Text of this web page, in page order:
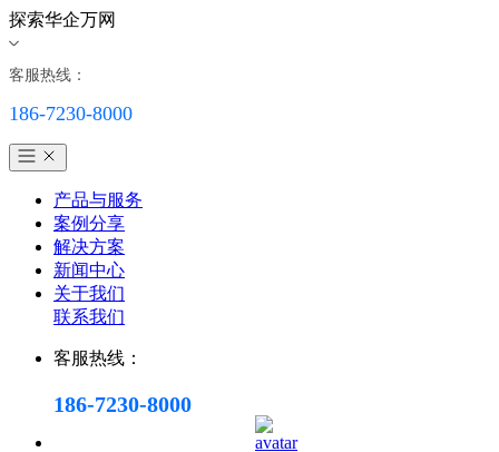
探索华企万网
客服热线：
186-7230-8000
产品与服务
案例分享
解决方案
新闻中心
关于我们
联系我们
客服热线：
186-7230-8000